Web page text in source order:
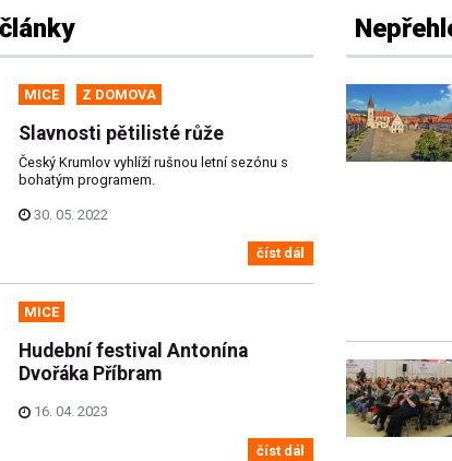
MICE Z DOMOVA
Slavnosti pětilisté růže
Český Krumlov vyhlíží rušnou letní sezónu s
bohatým programem.
30. 05. 2022
číst dál
MICE
Hudební festival Antonína
Dvořáka Příbram
16. 04. 2023
číst dál